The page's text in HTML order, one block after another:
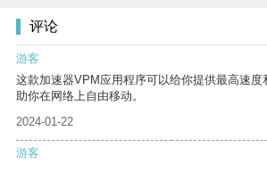
评论
游客
这款加速器VPM应用程序可以给你提供最高速度
助你在网络上自由移动。
2024-01-22
游客